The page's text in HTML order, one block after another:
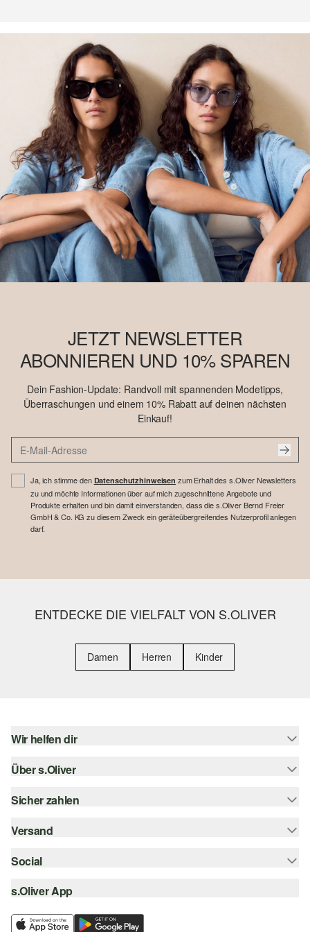
JETZT NEWSLETTER
ABONNIEREN UND 10% SPAREN
Dein Fashion-Update: Randvoll mit spannenden Modetipps,
Überraschungen und einem 10% Rabatt auf deinen nächsten
Einkauf!
Ja, ich stimme den Datenschutzhinweisen zum Erhalt des s.Oliver Newsletters
zu und möchte Informationen über auf mich zugeschnittene Angebote und
Produkte erhalten und bin damit einverstanden, dass die s.Oliver Bernd Freier
GmbH & Co. KG zu diesem Zweck ein geräteübergreifendes Nutzerprofil anlegen
darf.
ENTDECKE DIE VIELFALT VON S.OLIVER
Damen Herren Kinder
Wir helfen dir
Hilfe & FAQ
Über s.Oliver
Newsletter
Career
Wunschliste
Sicher zahlen
Rechnung
SSL-Verschlüsselung
Versand
Sendungsverfolgung
Post AT
Social
instagram
facebook
s.Oliver App